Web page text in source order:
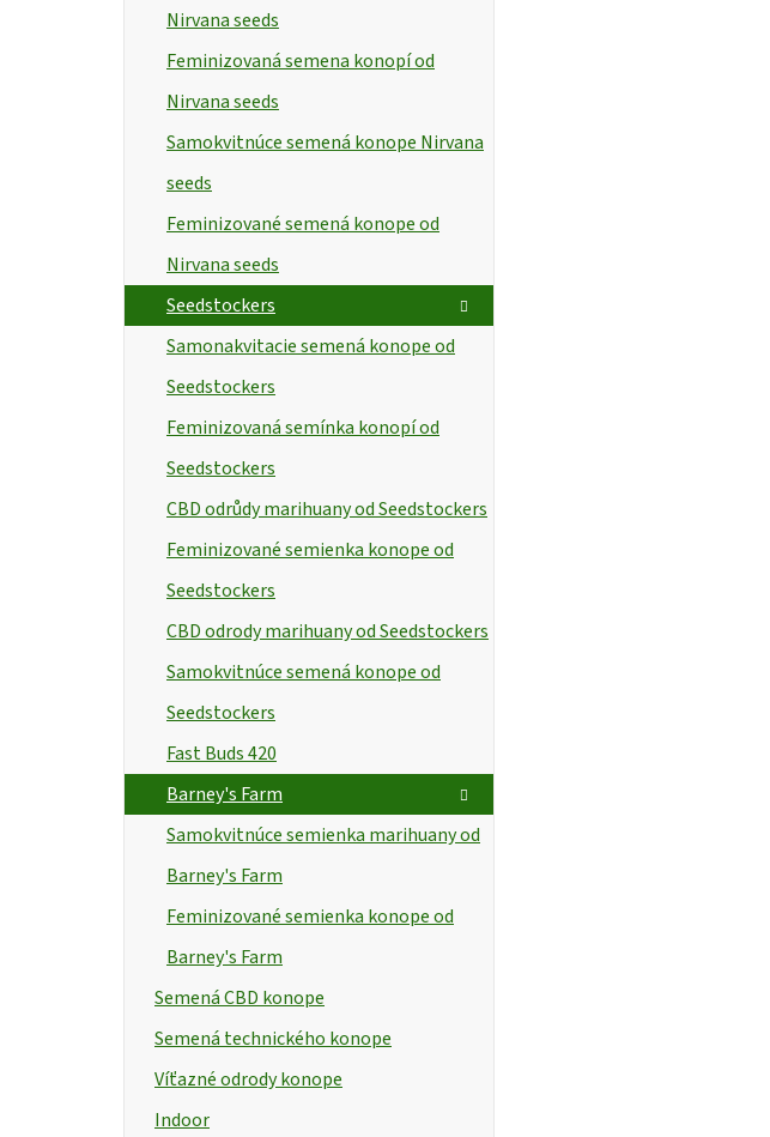
Nirvana seeds
Feminizovaná semena konopí od
Nirvana seeds
Samokvitnúce semená konope Nirvana
seeds
Feminizované semená konope od
Nirvana seeds
Seedstockers
Samonakvitacie semená konope od
Seedstockers
Feminizovaná semínka konopí od
Seedstockers
CBD odrůdy marihuany od Seedstockers
Feminizované semienka konope od
Seedstockers
CBD odrody marihuany od Seedstockers
Samokvitnúce semená konope od
Seedstockers
Fast Buds 420
Barney's Farm
Samokvitnúce semienka marihuany od
Barney's Farm
Feminizované semienka konope od
Barney's Farm
Semená CBD konope
Semená technického konope
Víťazné odrody konope
Indoor